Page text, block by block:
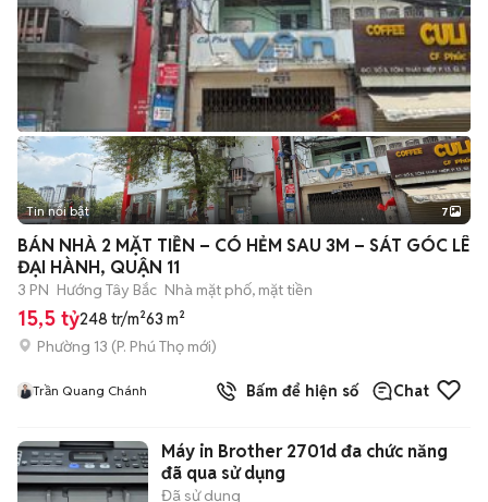
+2
Tin nổi bật 7
BÁN NHÀ 2 MẶT TIỀN – CÓ HẺM SAU 3M – SÁT GÓC LÊ
ĐẠI HÀNH, QUẬN 11
3 PN Hướng Tây Bắc Nhà mặt phố, mặt tiền
15,5 tỷ248 tr/m²63 m²
Phường 13 (P. Phú Thọ mới)
Trần Quang Chánh Bấm để hiện số Chat
Máy in Brother 2701d đa chức năng
đã qua sử dụng
Đã sử dụng